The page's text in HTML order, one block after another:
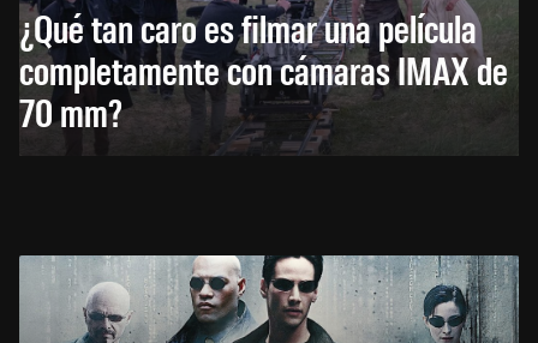
¿Qué tan caro es filmar una película
completamente con cámaras IMAX de
70 mm?